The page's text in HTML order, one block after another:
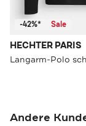
-42%* Sale
HECHTER PARIS
Langarm-Polo
Andere